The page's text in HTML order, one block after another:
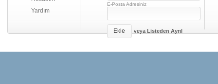
Yardım
E-Posta Adresiniz
Ekle veya Listeden Ayrıl